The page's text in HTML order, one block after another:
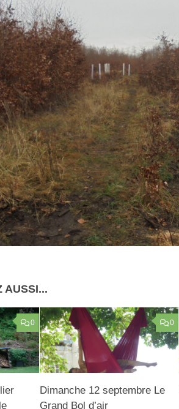
AUSSI...
0 0
Dimanche 12 septembre Le
Grand Bol d’air